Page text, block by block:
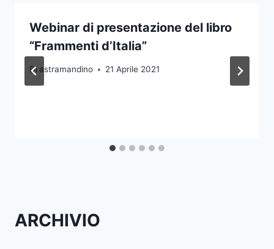
Webinar di presentazione del libro
“Frammenti d’Italia”
Di astramandino 21 Aprile 2021
ARCHIVIO